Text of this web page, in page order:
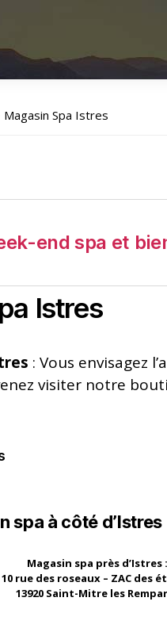
Magasin Spa Istres
end spa et
Istres
: Vous envisagez
visiter notre
spa à côté d’Istres
Magasin spa près d’Istres :
10 rue des roseaux – ZAC des
13920 Saint-Mitre les